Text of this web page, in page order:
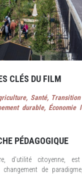
CLÉS DU FILM
Santé,
durable, Économie
PÉDAGOGIQUE
d’utilité citoyenne,
changement de